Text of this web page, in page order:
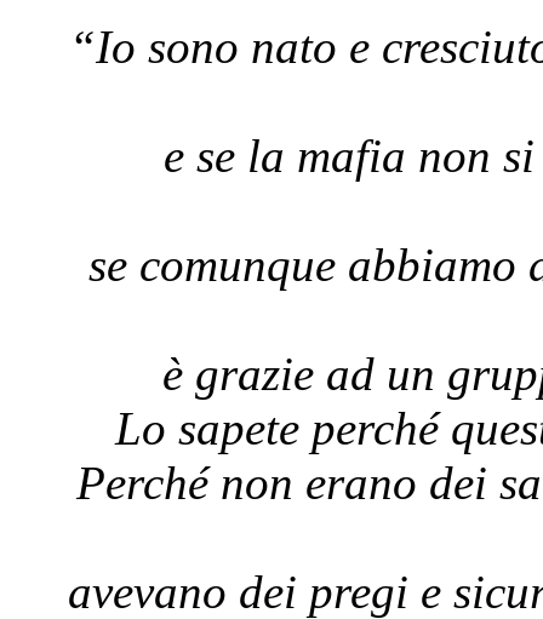
“Io sono nato e
e se la mafia non
se comunque
è grazie ad un
Lo sapete perché
Perché non erano dei
avevano dei pregi e